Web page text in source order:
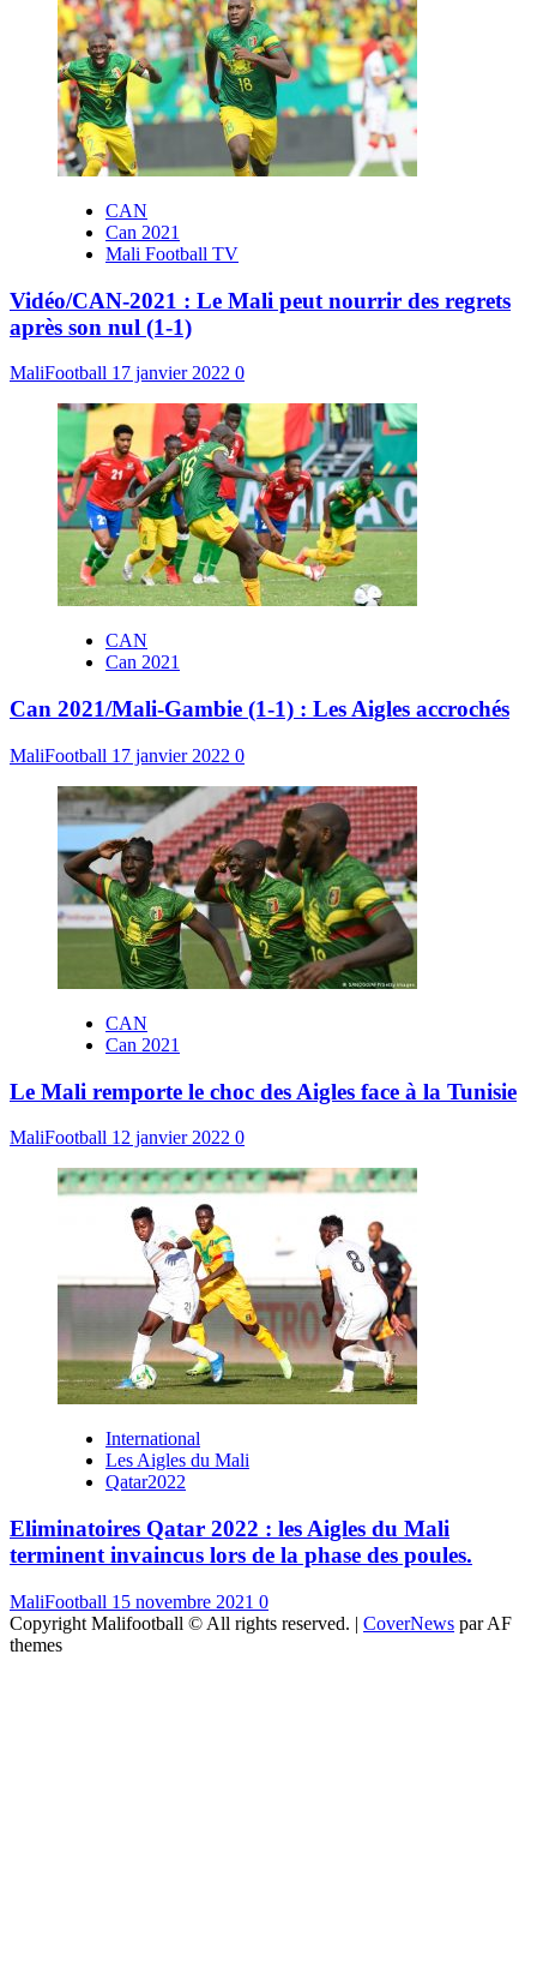
CAN
Can 2021
Mali Football TV
Vidéo/CAN-2021 : Le Mali peut nourrir des regrets
après son nul (1-1)
MaliFootball 17 janvier 2022 0
CAN
Can 2021
Can 2021/Mali-Gambie (1-1) : Les Aigles accrochés
MaliFootball 17 janvier 2022 0
CAN
Can 2021
Le Mali remporte le choc des Aigles face à la Tunisie
MaliFootball 12 janvier 2022 0
International
Les Aigles du Mali
Qatar2022
Eliminatoires Qatar 2022 : les Aigles du Mali
terminent invaincus lors de la phase des poules.
MaliFootball 15 novembre 2021 0
Copyright Malifootball © All rights reserved. | CoverNews par AF
themes